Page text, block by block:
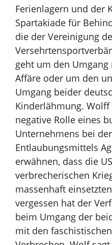
Ferienlagern und der
Spartakiade für
die der Vereinigung
geht um den
Affäre oder um den
Umgang beider
Kinderlähmung.
negative Rolle eines
Unternehmens bei
Entlaubungsmittels
erwähnen, dass die
verbrecherischen
massenhaft
vergessen hat der
beim Umgang der
mit den